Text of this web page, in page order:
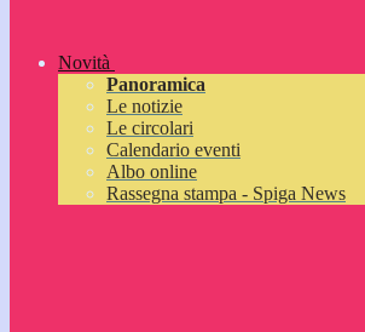
Novità
Panoramica
Le notizie
Le circolari
Calendario eventi
Albo online
Rassegna stampa - Spiga News